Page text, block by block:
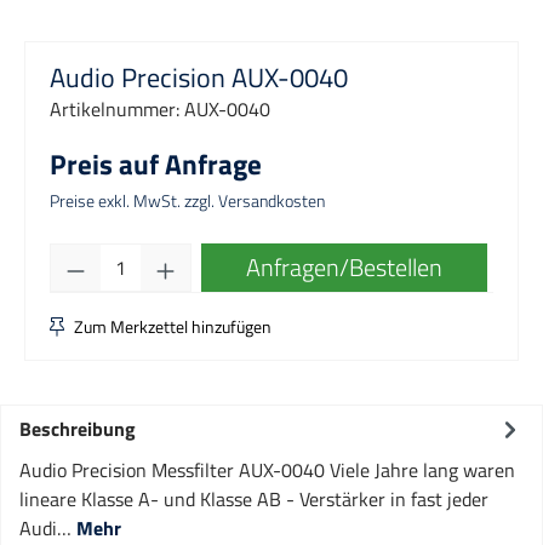
Audio Precision AUX-0040
Artikelnummer:AUX-0040
Preis auf Anfrage
Preise exkl. MwSt. zzgl. Versandkosten
Produkt Anzahl: Gib den gewünschten
Anfragen/Bestellen
Zum Merkzettel hinzufügen
Beschreibung
Audio Precision Messfilter AUX-0040 Viele Jahre lang waren
lineare Klasse A- und Klasse AB - Verstärker in fast jeder
Audi… Mehr